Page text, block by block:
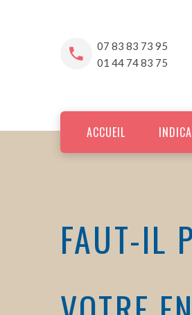
07 83 83 73 95
01 44 74 83 75
ACCUEIL
FAUT-IL